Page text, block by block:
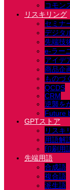
コモン
リスキリング
セミナ
デジタ
先端技
e-ラー
アイデ
商品企
ものづ
QCDS
CRM
逆襲を
Future
GPTストア
リスキ
用語解
印刷用
先端用語
合成語
複合語
派生語